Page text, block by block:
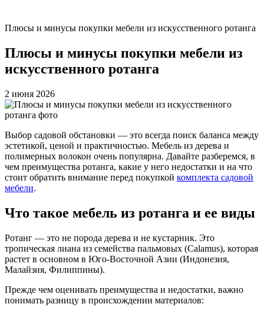
Плюсы и минусы покупки мебели из искусственного ротанга
Плюсы и минусы покупки мебели из
искусственного ротанга
2 июня 2026
Выбор садовой обстановки — это всегда поиск баланса между
эстетикой, ценой и практичностью. Мебель из дерева и
полимерных волокон очень популярна. Давайте разберемся, в
чем преимущества ротанга, какие у него недостатки и на что
стоит обратить внимание перед покупкой комплекта садовой
мебели.
Что такое мебель из ротанга и ее виды
Ротанг — это не порода дерева и не кустарник. Это
тропическая лиана из семейства пальмовых (Calamus), которая
растет в основном в Юго-Восточной Азии (Индонезия,
Малайзия, Филиппины).
Прежде чем оценивать преимущества и недостатки, важно
понимать разницу в происхождении материалов: